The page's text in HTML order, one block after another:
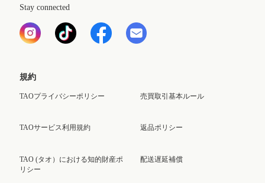
Stay connected
規約
TAOプライバシーポリシー
TAOサービス利用規約
TAO (タオ）における知的財産ポ
リシー
売買取引基本ルール
返品ポリシー
配送遅延補償